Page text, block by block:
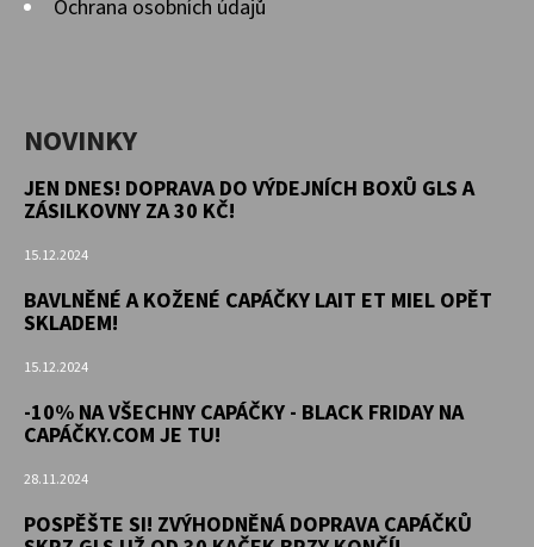
Ochrana osobních údajů
NOVINKY
JEN DNES! DOPRAVA DO VÝDEJNÍCH BOXŮ GLS A
ZÁSILKOVNY ZA 30 KČ!
15.12.2024
BAVLNĚNÉ A KOŽENÉ CAPÁČKY LAIT ET MIEL OPĚT
SKLADEM!
15.12.2024
-10% NA VŠECHNY CAPÁČKY - BLACK FRIDAY NA
CAPÁČKY.COM JE TU!
28.11.2024
POSPĚŠTE SI! ZVÝHODNĚNÁ DOPRAVA CAPÁČKŮ